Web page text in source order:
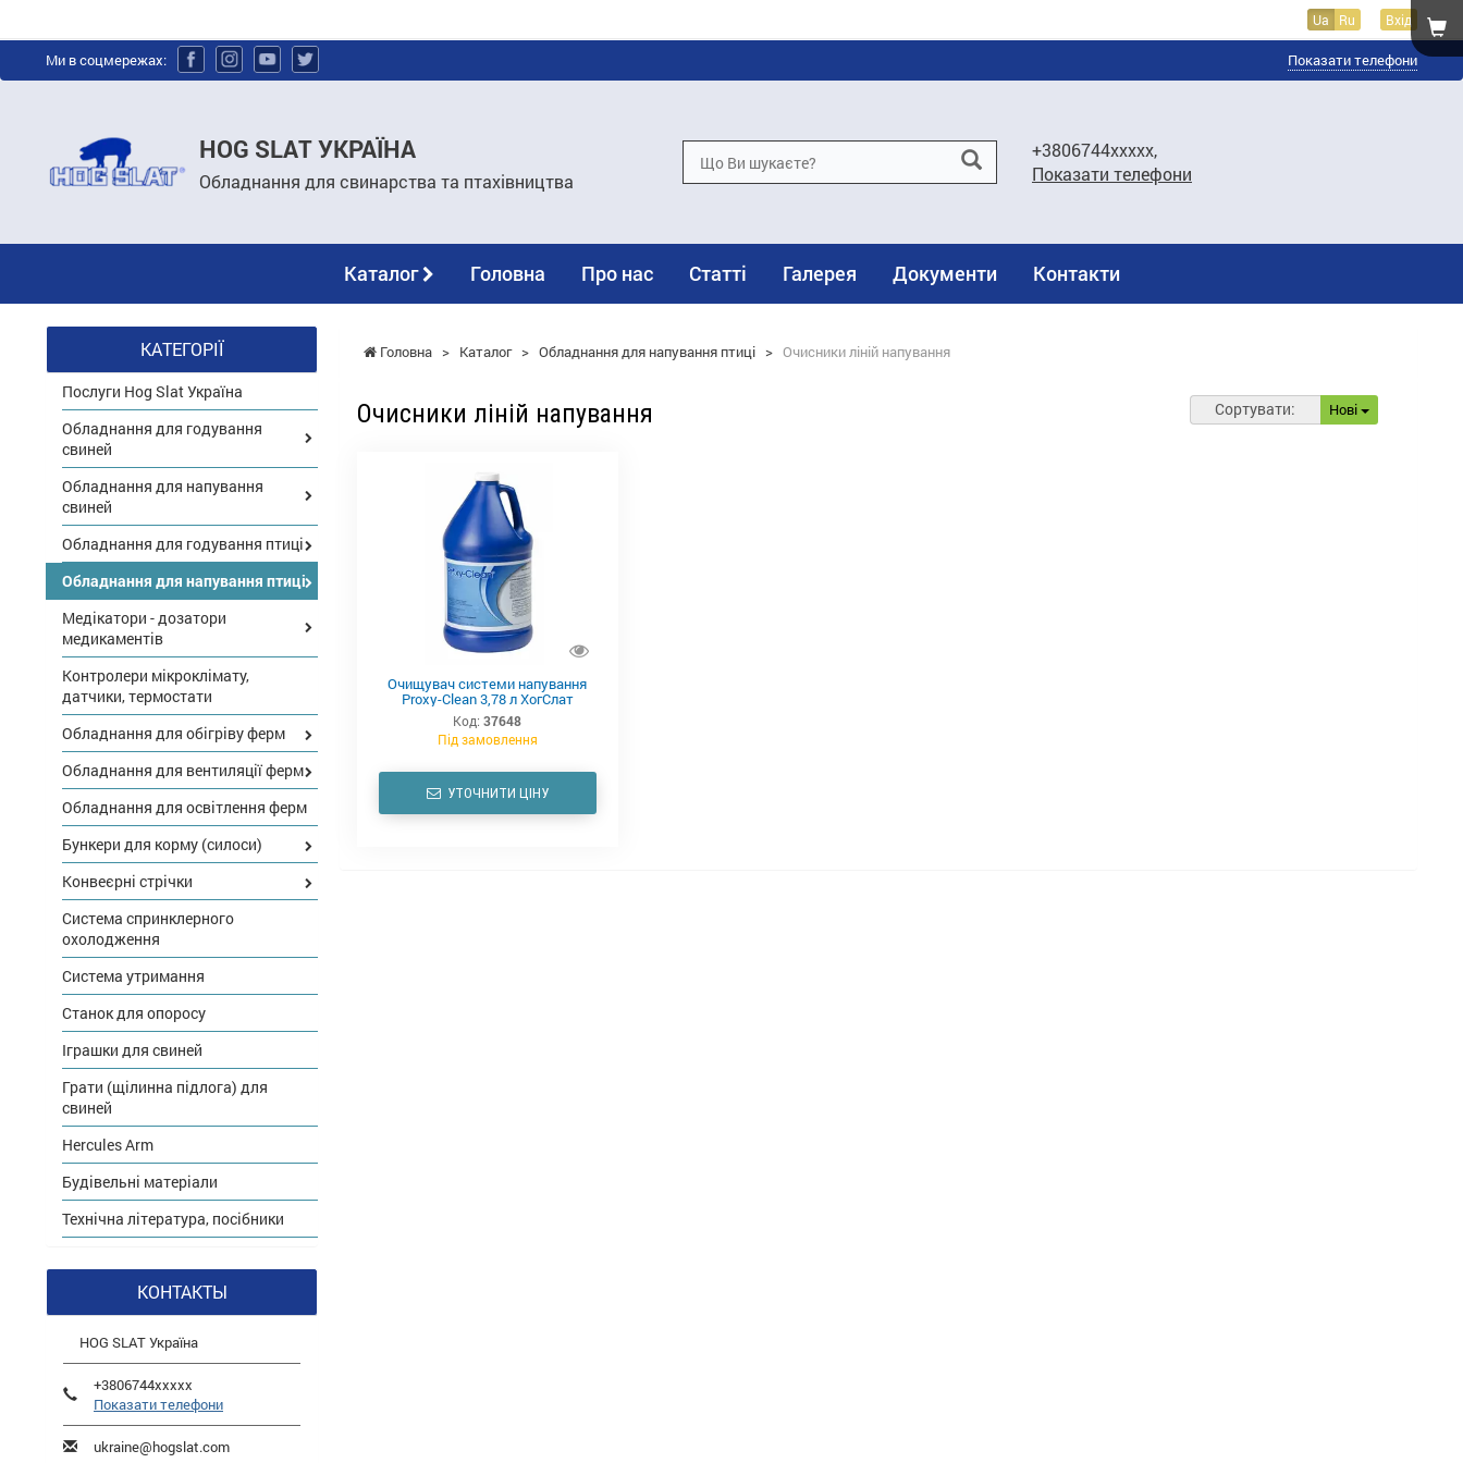
Ua Ru Вхід
Ми в соцмережах: Показати телефони
HOG SLAT УКРАЇНА
Обладнання для свинарства та птахівництва
+3806744xxxxx,
Показати телефони
Каталог Головна Про нас Статті Галерея Документи Контакти
Головна > Каталог > Обладнання для напування птиці > Очисники ліній напування
Очисники ліній напування Сортувати: Нові
Очищувач системи напування
Proxy-Clean 3,78 л ХогСлат
Код: 37648
Під замовлення
УТОЧНИТИ ЦІНУ
КАТЕГОРІЇ
Послуги Hog Slat Україна
Обладнання для годування
свиней
Обладнання для напування
свиней
Обладнання для годування птиці
Обладнання для напування птиці
Медікатори - дозатори
медикаментів
Контролери мікроклімату,
датчики, термостати
Обладнання для обігріву ферм
Обладнання для вентиляції ферм
Обладнання для освітлення ферм
Бункери для корму (силоси)
Конвеєрні стрічки
Система спринклерного
охолодження
Система утримання
Станок для опоросу
Іграшки для свиней
Грати (щілинна підлога) для
свиней
Hercules Arm
Будівельні матеріали
Технічна література, посібники
КОНТАКТЫ
HOG SLAT Україна
+3806744xxxxx
Показати телефони
ukraine@hogslat.com